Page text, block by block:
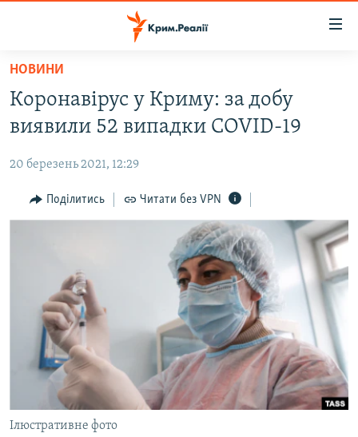
Перейти
основного
матеріалу
до
навігації
Перейти
ВОДА.КРИМ
ПОЛІТИКА
БЛОГИ
ВСЕ ЗА ДЕНЬ
СПЕЦПРОЕКТИ
ДЕПОРТАЦІЯ
ВІДЕОУРОКИ «ELIFBE»
СВІДЧЕННЯ ОКУПАЦІЇ
УКРАЇНСЬКА ПРОБЛЕМА КРИМУ
ЯК ОБІЙТИ БЛОКУВАННЯ
Русский
Qırımtatar
НОВИНИ
Коронавірус у Криму: за добу
виявили 52 випадки COVID-19
20 березень 2021, 12:29
Поділитись Читати без VPN
Ілюстративне фото